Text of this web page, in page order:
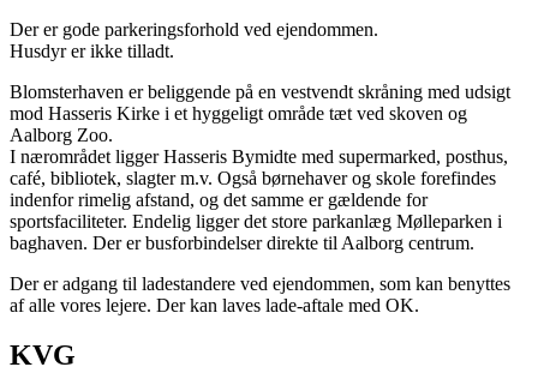
Der er gode parkeringsforhold ved ejendommen.
Husdyr er ikke tilladt.
Blomsterhaven er beliggende på en vestvendt skråning med udsigt
mod Hasseris Kirke i et hyggeligt område tæt ved skoven og
Aalborg Zoo.
I nærområdet ligger Hasseris Bymidte med supermarked, posthus,
café, bibliotek, slagter m.v. Også børnehaver og skole forefindes
indenfor rimelig afstand, og det samme er gældende for
sportsfaciliteter. Endelig ligger det store parkanlæg Mølleparken i
baghaven. Der er busforbindelser direkte til Aalborg centrum.
Der er adgang til ladestandere ved ejendommen, som kan benyttes
af alle vores lejere. Der kan laves lade-aftale med OK.
KVG